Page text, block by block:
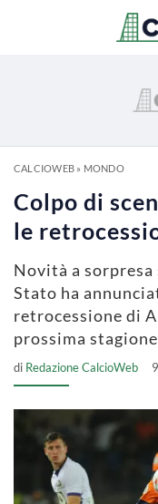
CALCIOWEB» MONDO
Colpo di
le
Novità a
Stato ha
retrocessione di
prossima stagione
di Redazione CalcioWeb